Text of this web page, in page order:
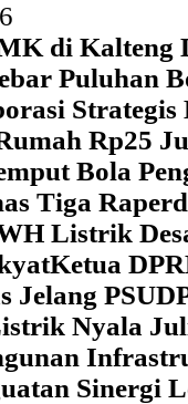
di Kalteng
Puluhan
Strategis
Rp25
Bola
Tiga
Listrik
Ketua
Jelang PSU
Nyala
Sinergi